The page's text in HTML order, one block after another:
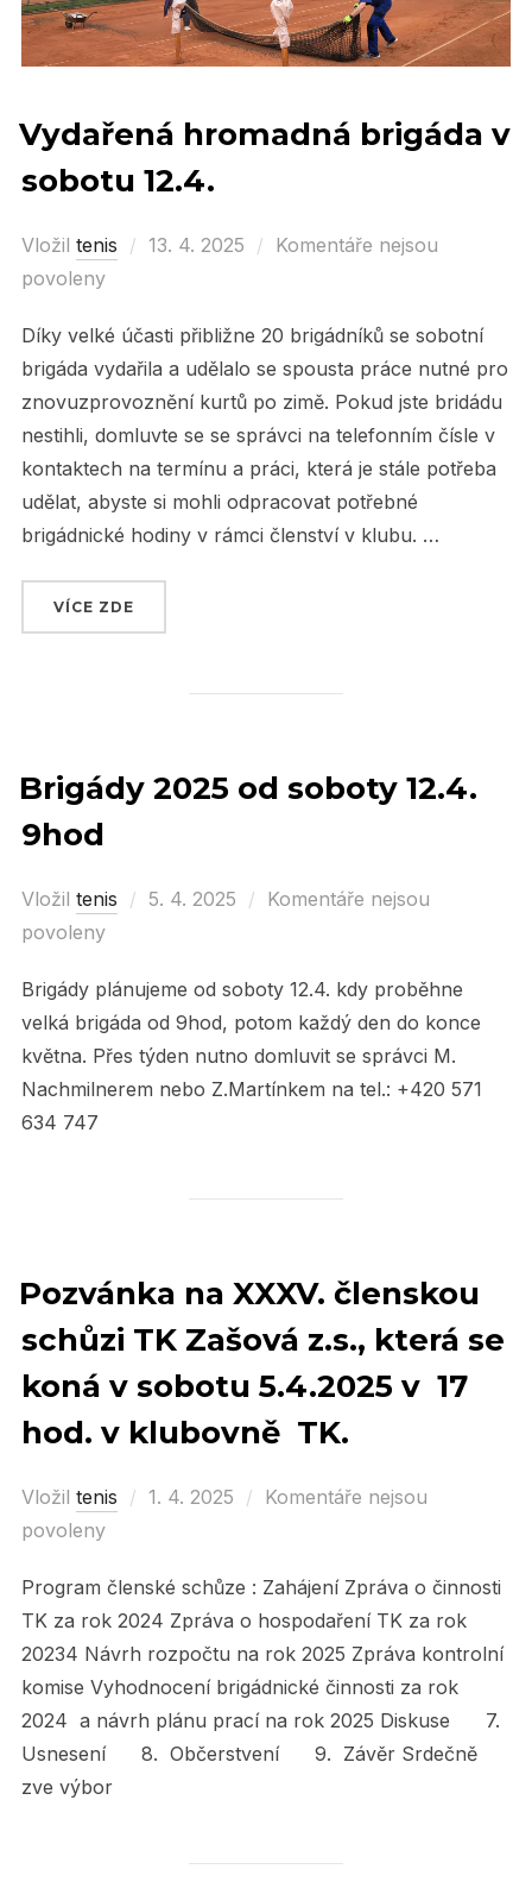
Vydařená hromadná brigáda v
sobotu 12.4.
Vložil tenis
Posted
13. 4. 2025
Komentáře nejsou
povoleny
Díky velké účasti přibližne 20 brigádníků se sobotní
brigáda vydařila a udělalo se spousta práce nutné pro
znovuzprovoznění kurtů po zimě. Pokud jste bridádu
nestihli, domluvte se se správci na telefonním čísle v
kontaktech na termínu a práci, která je stále potřeba
udělat, abyste si mohli odpracovat potřebné
brigádnické hodiny v rámci členství v klubu. …
VÍCE ZDE
Brigády 2025 od soboty 12.4.
9hod
Vložil tenis
Posted
5. 4. 2025
Komentáře nejsou
povoleny
Brigády plánujeme od soboty 12.4. kdy proběhne
velká brigáda od 9hod, potom každý den do konce
května. Přes týden nutno domluvit se správci M.
Nachmilnerem nebo Z.Martínkem na tel.: +420 571
634 747
Pozvánka na XXXV. členskou
schůzi TK Zašová z.s., která se
koná v sobotu 5.4.2025 v 17
hod. v klubovně TK.
Vložil tenis
Posted
1. 4. 2025
Komentáře nejsou
povoleny
Program členské schůze : Zahájení Zpráva o činnosti
TK za rok 2024 Zpráva o hospodaření TK za rok
20234 Návrh rozpočtu na rok 2025 Zpráva kontrolní
komise Vyhodnocení brigádnické činnosti za rok
2024 a návrh plánu prací na rok 2025 Diskuse 7.
Usnesení 8. Občerstvení 9. Závěr Srdečně
zve výbor